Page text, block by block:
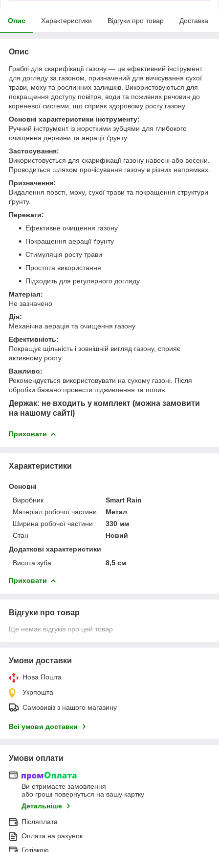
Опис Характеристики Відгуки про товар Доставка
Опис
Граблі для скарифікації газону — це ефективний інструмент
для догляду за газоном, призначений для вичісування сухої
трави, моху та рослинних залишків. Використовуються для
покращення доступу повітря, води та поживних речовин до
кореневої системи, що сприяє здоровому росту газону.
Основні характеристики інструменту:
Ручний інструмент із жорсткими зубцями для глибокого
очищення дернини та аерації ґрунту.
Застосування:
Використовується для скарифікації газону навесні або восени.
Проводиться шляхом прочісування газону в різних напрямках.
Призначення:
Видалення повсті, моху, сухої трави та покращення структури
ґрунту.
Переваги:
Ефективне очищення газону
Покращення аерації ґрунту
Стимуляція росту трави
Простота використання
Підходить для регулярного догляду
Матеріал:
Не зазначено
Дія:
Механічна аерація та очищення газону
Ефективність:
Покращує щільність і зовнішній вигляд газону, сприяє
активному росту
Важливо:
Рекомендується використовувати на сухому газоні. Після
обробки бажано провести підживлення та полив.
Держак: не входить у комплект (можна замовити
на нашому сайті)
Приховати
Характеристики
Основні
Виробник
Smart Rain
Матеріал робочої частини
Метал
Ширина робочої частини
330 мм
Стан
Новий
Додаткові характеристики
Висота зуба
8,5 см
Приховати
Відгуки про товар
Ще немає відгуків про цей товар
Умови доставки
Нова Пошта
Укрпошта
Самовивіз з нашого магазину
Всі умови доставки
Умови оплати
Ви отримаєте замовлення
або гроші повернуться на вашу картку
Детальніше
Післяплата
Оплата на рахунок
Готівкою